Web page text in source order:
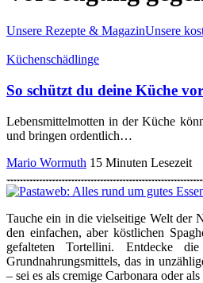
Unsere Rezepte & MagazinUnsere
Küchenschädlinge
So schützt du deine Küche
Lebensmittelmotten in der Küche
und bringen ordentlich…
Mario Wormuth 15 Minuten Lesezeit
Tauche ein in die vielseitige Welt der
den einfachen, aber köstlichen
gefalteten Tortellini. Entdecke
Grundnahrungsmittels, das in
– sei es als cremige Carbonara oder